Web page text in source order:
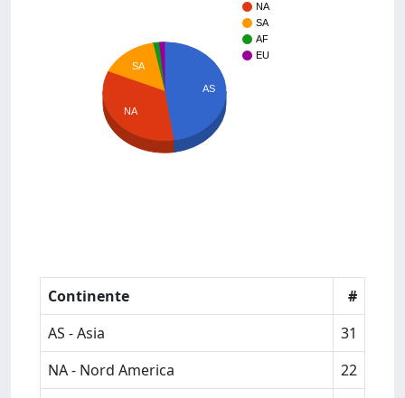
NA
SA
AF
EU
AS
SA
NA
Continente
#
AS - Asia
31
NA - Nord America
22